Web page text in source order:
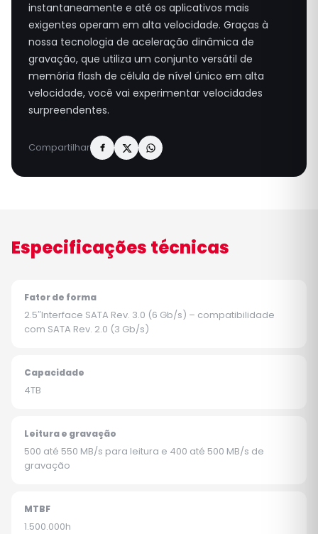
instantaneamente e até os aplicativos mais
exigentes operam em alta velocidade. Graças à
nossa tecnologia de aceleração dinâmica de
gravação, que utiliza um conjunto versátil de
memória flash de célula de nível único em alta
velocidade, você vai experimentar velocidades
surpreendentes.
Compartilhar
Especificações técnicas
Fator de forma
2.5″Interface SATA Rev. 3.0 (6 Gb/s) – compatibilidade
com SATA Rev. 2.0 (3 Gb/s)
Capacidade
4TB
Leitura e gravação
500 até 550 MB/s para leitura e 400 até 500 MB/s de
gravação
MTBF
1.500.000h